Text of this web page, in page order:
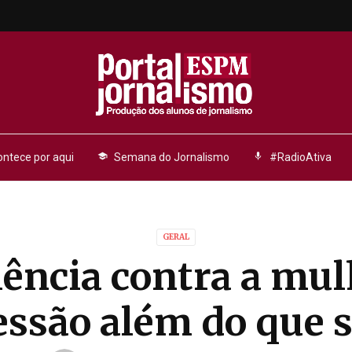
por aqui school Semana do Jornalismo mic #RadioAtiva
GERAL
contra a
além do que